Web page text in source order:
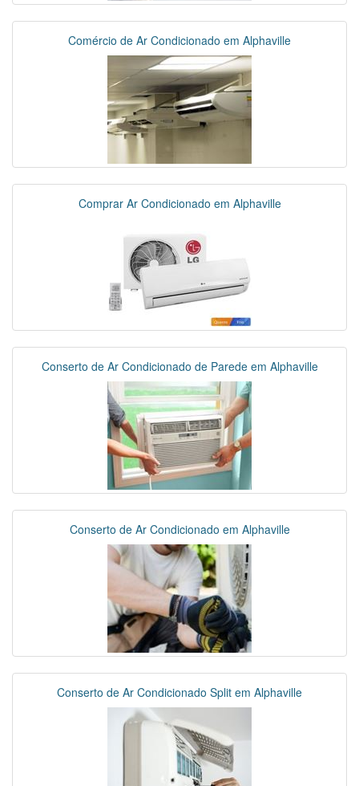
Comércio de Ar Condicionado em Alphaville
Comprar Ar Condicionado em Alphaville
Conserto de Ar Condicionado de Parede em Alphaville
Conserto de Ar Condicionado em Alphaville
Conserto de Ar Condicionado Split em Alphaville